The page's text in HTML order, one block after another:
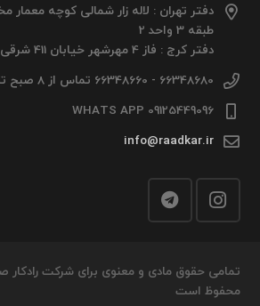
دفتر تهران : لاله زار شمالی کوچه
طبقه 3 واحد 2
دفتر کرج : فاز 4 مهرشهر خیابان 411 شرقی پلاک 114 واحد 1
66348680 - 66348660 تماس از 8 صبح تا 6 شب
09125449096 WHATS APP
info@raadkar.ir
تمامی حقوق مادی و معنوی برای شرکت رادکار
محفوظ است